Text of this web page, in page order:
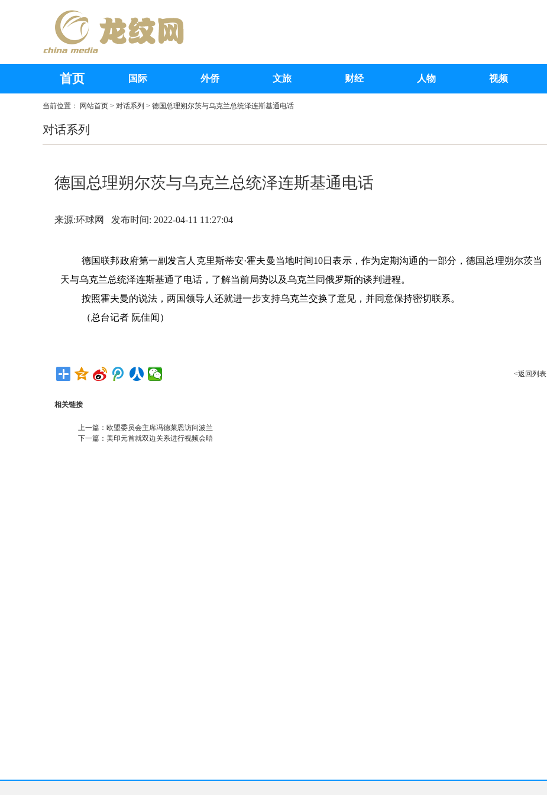
首页 国际 外侨 文旅 财经 人物 视频
当前位置： 网站首页 > 对话系列 > 德国总理朔尔茨与乌克兰总统泽连斯基通电话
对话系列
德国总理朔尔茨与乌克兰总统泽连斯基通电话
来源:环球网 发布时间: 2022-04-11 11:27:04
德国联邦政府第一副发言人克里斯蒂安·霍夫曼当地时间10日表示，作为定期沟通的一部分，德国总理朔尔茨当
天与乌克兰总统泽连斯基通了电话，了解当前局势以及乌克兰同俄罗斯的谈判进程。
按照霍夫曼的说法，两国领导人还就进一步支持乌克兰交换了意见，并同意保持密切联系。
（总台记者 阮佳闻）
<返回列表
相关链接
上一篇： 欧盟委员会主席冯德莱恩访问波兰
下一篇： 美印元首就双边关系进行视频会晤